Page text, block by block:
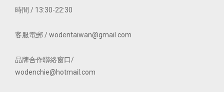
時間 / 13:30-22:30
客服電郵 / wodentaiwan@gmail.com
品牌合作聯絡窗口/
wodenchie@hotmail.com